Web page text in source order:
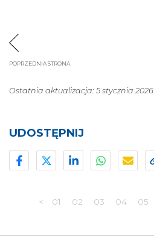
POPRZEDNIA STRONA
Ostatnia aktualizacja: 5 stycznia 2026
UDOSTĘPNIJ
< 01 02 03 04 05